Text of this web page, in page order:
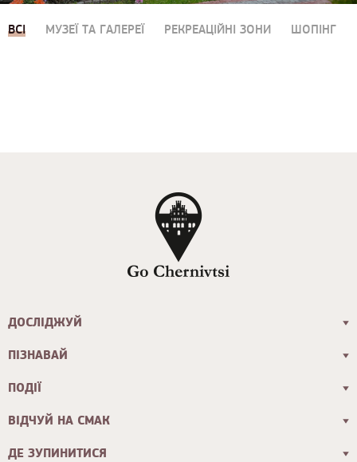
ВСІ МУЗЕЇ ТА ГАЛЕРЕЇ РЕКРЕАЦІЙНІ ЗОНИ ШОПІНГ
ДОСЛІДЖУЙ
ПІЗНАВАЙ
ПОДІЇ
ВІДЧУЙ НА СМАК
ДЕ ЗУПИНИТИСЯ